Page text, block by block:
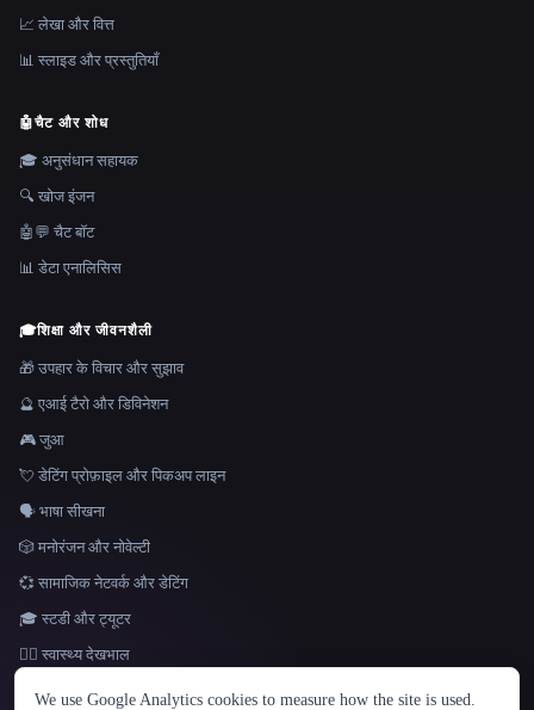
भाषा
English español Français Русский 简体中文
📈 लेखा और वित्त
📊 स्लाइड और प्रस्तुतियाँ
🤖चैट और शोध
🎓 अनुसंधान सहायक
🔍 खोज इंजन
🤖💬 चैट बॉट
📊 डेटा एनालिसिस
🎓शिक्षा और जीवनशैली
🎁 उपहार के विचार और सुझाव
🔮 एआई टैरो और डिविनेशन
🎮 जुआ
💘 डेटिंग प्रोफ़ाइल और पिकअप लाइन
🗣️ भाषा सीखना
🎲 मनोरंजन और नोवेल्टी
💞 सामाजिक नेटवर्क और डेटिंग
🎓 स्टडी और ट्यूटर
👩‍⚕️ स्वास्थ्य देखभाल
We use Google Analytics cookies to measure how the site is used.